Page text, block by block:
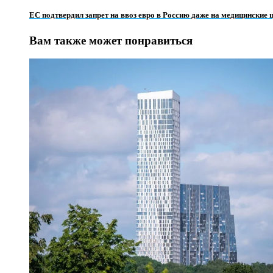
ЕС подтвердил запрет на ввоз евро в Россию даже на медицинские
Вам также может понравиться